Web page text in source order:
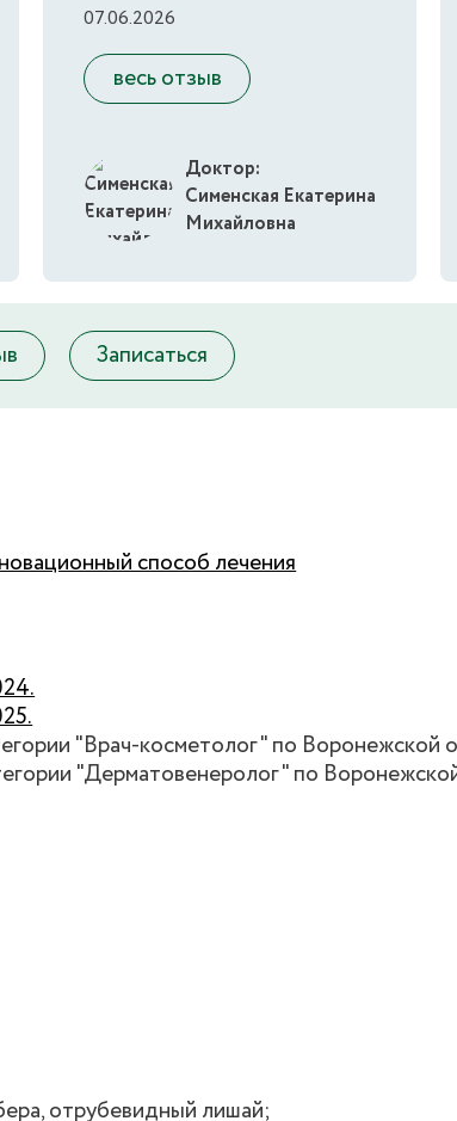
07.06.2026
весь отзыв
Доктор:
Сименская Екатерина
Михайловна
Записаться
способ лечения
"Врач-косметолог" по Воронежской
"Дерматовенеролог" по
отрубевидный лишай;